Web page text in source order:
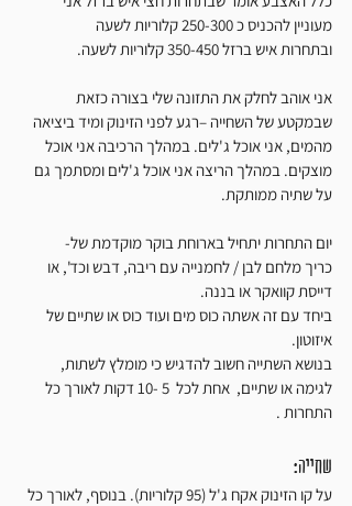
מעוניין להכניס כ 250-300 קלוריות לשעה
ובתחרות איש ברזל 350-450 קלוריות לשעה.
אני אוהב לחלק את התזונה שלי בצורה כזאת
שבמקטע של השחייה –רגע לפני הזינוק ומיד ביציאה
מהמים, אני אוכל ג'לים. במהלך הרכיבה אני אוכל
מוצקים. במהלך הריצה אני אוכל ג'לים ומסתמך גם
על שתיה ממותקת.
יום התחרות יתחיל בארוחת בוקר מוקדמת של-
כריך מלחם לבן / לחמנייה עם ריבה, דבש וכד', או
דייסת קוואקר או בננה.
ביחד עם זה אשתה כוס מים ועוד כוס או שתיים של
איזוטון.
בנושא השתייה חשוב להדגיש כי מומלץ לשתות,
לגימה או שתיים,  אחת לכל  5 -10 דקות לאורך כל
התחרות .
שחייה:
על קו הזינוק אקח ג'ל (95 קלוריות). בנוסף, לאורך כל